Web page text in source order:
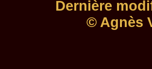
Dernière
© Agnès